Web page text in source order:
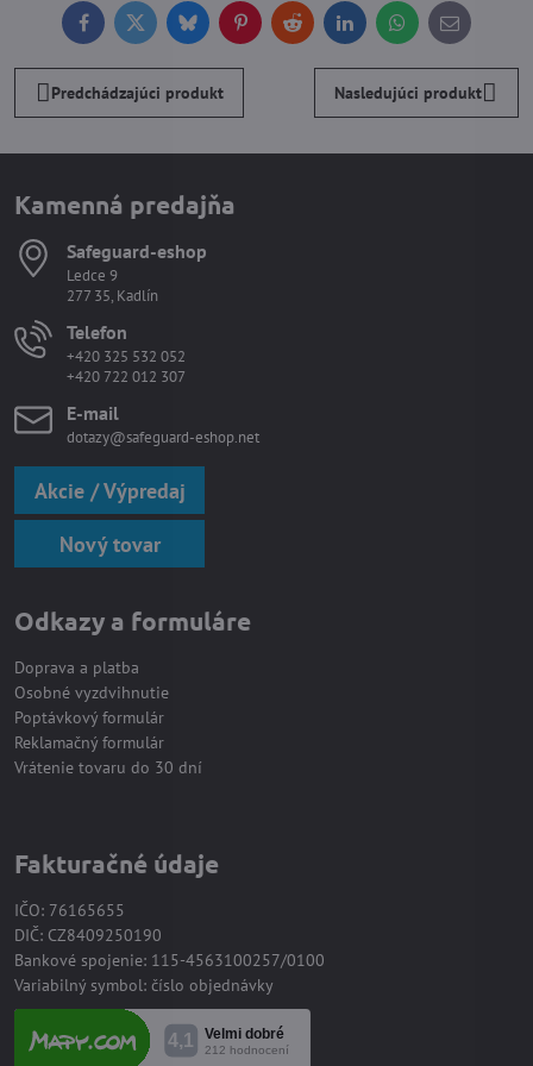
FacebookTwitterBlueskyPinterestReddit LinkedInWhatsApp
E-
mail
Predchádzajúci produkt Nasledujúci produkt
Kamenná predajňa
Safeguard-eshop
Ledce 9
277 35, Kadlín
Telefon
+420 325 532 052
+420 722 012 307
E-mail
dotazy@safeguard-eshop.net
Akcie / Výpredaj
Nový tovar
Odkazy a formuláre
Doprava a platba
Osobné vyzdvihnutie
Poptávkový formulár
Reklamačný formulár
Vrátenie tovaru do 30 dní
Fakturačné údaje
IČO: 76165655
DIČ: CZ8409250190
Bankové spojenie: 115-4563100257/0100
Variabilný symbol: číslo objednávky